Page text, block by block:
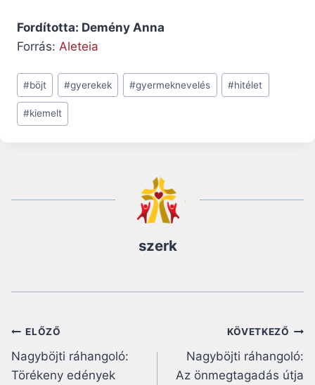
Fordította: Demény Anna
Forrás: Aleteia
Post
Tags:
#böjt #gyerekek #gyermeknevelés #hitélet
#kiemelt
szerk
Bejegyzés
navigáció
ELŐZŐ
Nagyböjti ráhangoló:
Törékeny edények
KÖVETKEZŐ
Nagyböjti ráhangoló:
Az önmegtagadás útja